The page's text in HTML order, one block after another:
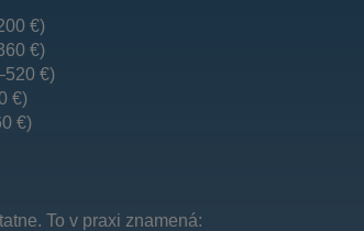
€)
€)
€)
€)
€)
To v praxi znamená: